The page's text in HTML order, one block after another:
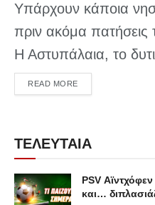
Υπάρχουν κάποια
πριν ακόμα πατήσεις
Η Αστυπάλαια, το
READ MOREDETAILS
ΤΕΛΕΥΤΑΙΑ
PSV
και…